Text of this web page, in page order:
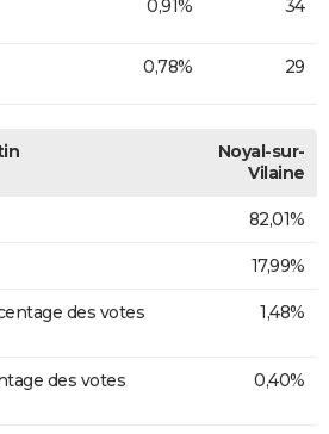
0,91% 34
0,78% 29
Noyal-sur-
Vilaine
82,01%
17,99%
des votes
1,48%
des votes
0,40%